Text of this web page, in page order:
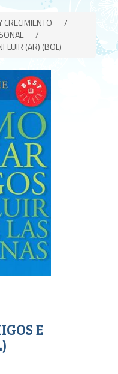
CRECIMIENTO
/
/
(AR) (BOL)
E